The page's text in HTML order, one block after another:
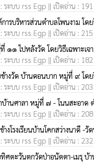
ะบบ rss Egp || เปิดอ่าน : 191
ารบริหารส่วนตำบลโพนงาม โดย
ะบบ rss Egp || เปิดอ่าน : 215
๑๑ ไปหลังวัด โดยวิธีเฉพาะเจ
ะบบ rss Egp || เปิดอ่าน : 182
างวัด บ้านดอนบาก หมู่ที่ ๙ โดย
ะบบ rss Egp || เปิดอ่าน : 203
บ้านศาลา หมู่ที่ ๗ - โนนสะอาด
ะบบ rss Egp || เปิดอ่าน : 208
งโรงเรียนบ้านโคกสว่างนาดี -
ะบบ rss Egp || เปิดอ่าน : 232
ศตะวันตกวัดป่าอนัตตา-เมรุ บ้